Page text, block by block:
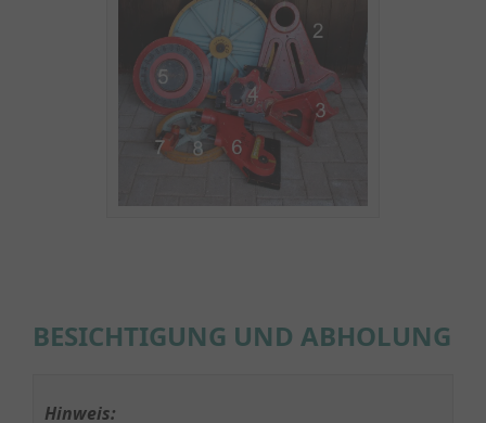
BESICHTIGUNG UND ABHOLUNG
Hinweis: